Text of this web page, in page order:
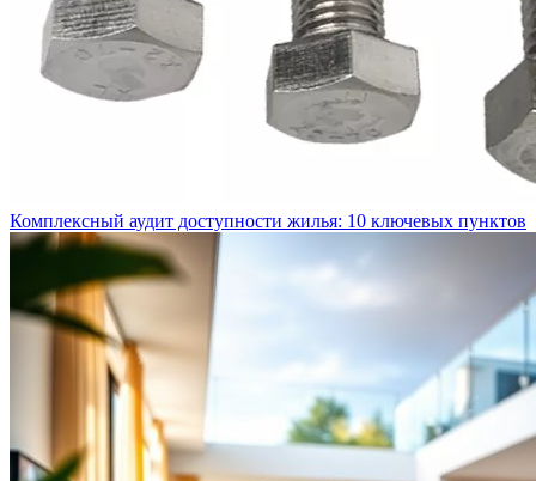
Комплексный аудит доступности жилья: 10 ключевых пунктов